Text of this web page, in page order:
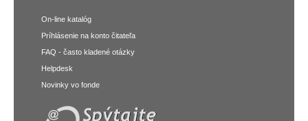
On-line katalóg
Príhlásenie na konto čitateľa
FAQ - často kladené otázky
Helpdesk
Novinky vo fonde